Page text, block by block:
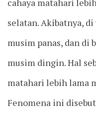
cahaya matahari
selatan. Akibatnya,
musim panas, dan di
musim dingin. Hal
matahari lebih lama
Fenomena ini